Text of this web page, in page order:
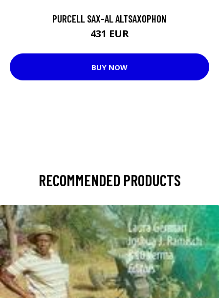
PURCELL SAX-AL ALTSAXOPHON
431 EUR
BUY NOW
RECOMMENDED PRODUCTS